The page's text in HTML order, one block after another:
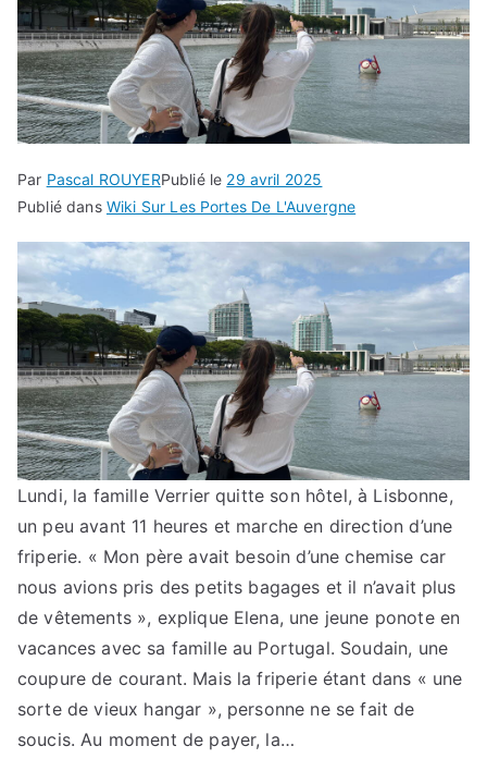
Par Pascal ROUYERPublié le 29 avril 2025
Publié dans Wiki Sur Les Portes De L'Auvergne
Lundi, la famille Verrier quitte son hôtel, à Lisbonne,
un peu avant 11 heures et marche en direction d’une
friperie. « Mon père avait besoin d’une chemise car
nous avions pris des petits bagages et il n’avait plus
de vêtements », explique Elena, une jeune ponote en
vacances avec sa famille au Portugal. Soudain, une
coupure de courant. Mais la friperie étant dans « une
sorte de vieux hangar », personne ne se fait de
soucis. Au moment de payer, la…